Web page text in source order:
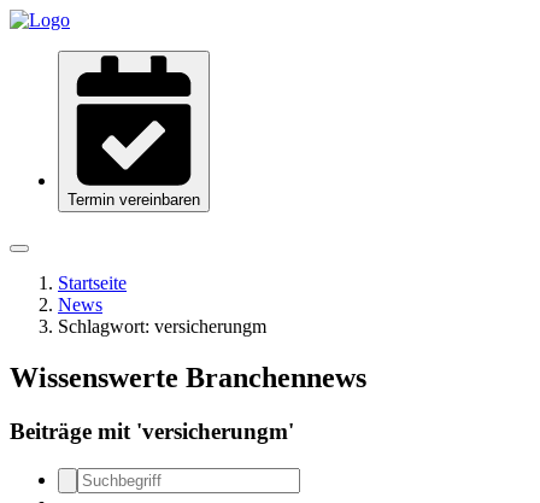
Termin vereinbaren
Startseite
News
Schlagwort: versicherungm
Wissenswerte Branchennews
Beiträge mit 'versicherungm'